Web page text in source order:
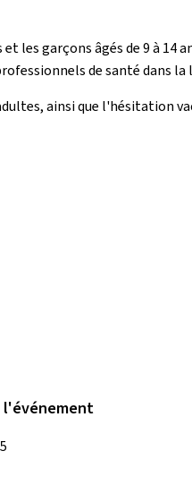
garçons âgés de 9 à 14
de santé dans la
ainsi que l'hésitation
l'événement